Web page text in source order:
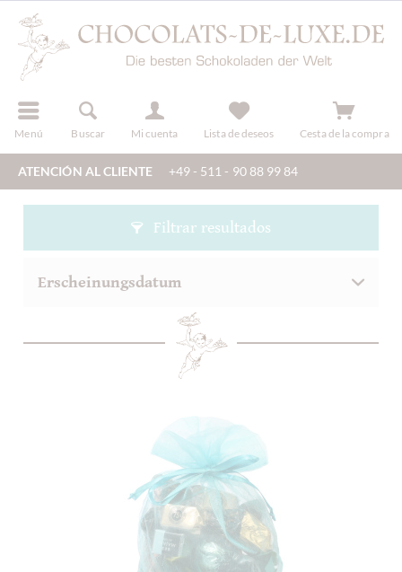
Menú Buscar Mi cuenta
registro Lista de deseos Cesta de la compra
ATENCIÓN AL CLIENTE +49 - 511 - 90 88 99 84
Filtrar resultados